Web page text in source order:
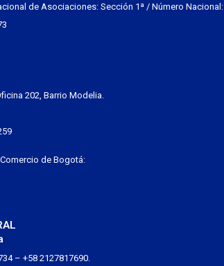
de Asociaciones: Sección 1ª / Número Nacional:
202, Barrio Modelia.
de Bogotá:
– +58 2127817690.